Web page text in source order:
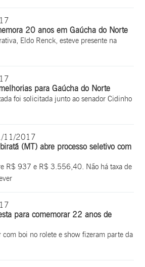
20 anos em Gaúcha do Norte
Eldo Renck, esteve presente na
para Gaúcha do Norte
foi solicitada junto ao senador Cidinho
11/2017
(MT) abre processo seletivo com
R$ 937 e R$ 3.556,40. Não há taxa de
para comemorar 22 anos de
com boi no rolete e show fizeram parte da